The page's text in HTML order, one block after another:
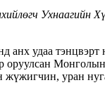
Ухнаагийн
удаа тэнцвэрт
оруулсан
жүжигчин, уран